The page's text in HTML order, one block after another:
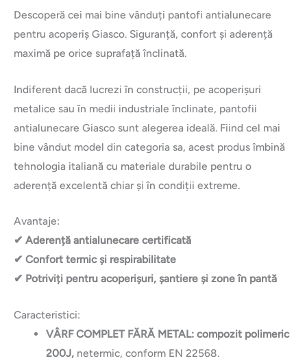
Descoperă cei mai bine vânduți pantofi antialunecare
pentru acoperiș Giasco. Siguranță, confort și aderență
maximă pe orice suprafață înclinată.
Indiferent dacă lucrezi în construcții, pe acoperișuri
metalice sau în medii industriale înclinate, pantofii
antialunecare Giasco sunt alegerea ideală. Fiind cel mai
bine vândut model din categoria sa, acest produs îmbină
tehnologia italiană cu materiale durabile pentru o
aderență excelentă chiar și în condiții extreme.
Avantaje:
✔ Aderență antialunecare certificată
✔ Confort termic și respirabilitate
✔ Potriviți pentru acoperișuri, șantiere și zone în pantă
Caracteristici:
VÂRF COMPLET FĂRĂ METAL: compozit polimeric
200J,netermic, conform EN 22568.